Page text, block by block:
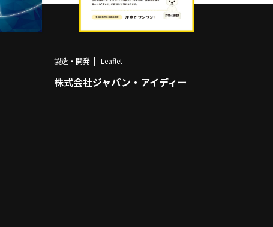
製造・開発 Leaflet
株式会社ジャパン・アイディー